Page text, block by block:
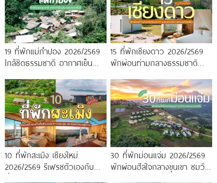
19 ที่พักแม่กำปอง 2026/2569
ใกล้ชิดธรรมชาติ อากาศเย็น
15 ที่พักเชียงดาว 2026/2569
พักผ่อนท่ามกลางธรรมชาติ
10 ที่พักสะเมิง เชียงใหม่
2026/2569 รีเฟรชตัวเองกับ
30 ที่พักม่อนแจ่ม 2026/2569
พักผ่อนฮีลใจกลางขุนเขา ชมวิว